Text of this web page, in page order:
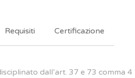
Requisiti Certificazione
dall’art. 37 e 73 comma 4